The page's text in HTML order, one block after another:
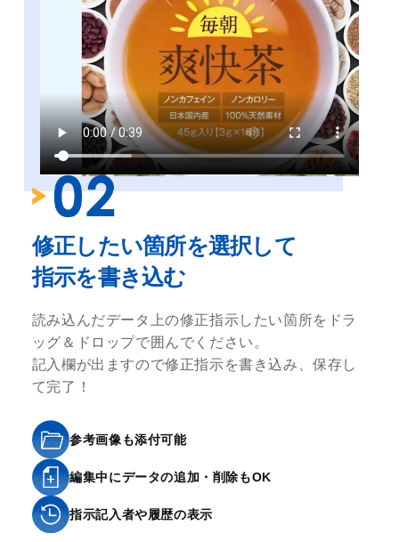
修正したい箇所を選択して
指示を書き込む
読み込んだデータ上の修正指示したい箇所をドラ
ッグ＆ドロップで囲んでください。
記入欄が出ますので修正指示を書き込み、保存し
て完了！
参考画像も添付可能
編集中にデータの追加・削除もOK
指示記入者や履歴の表示